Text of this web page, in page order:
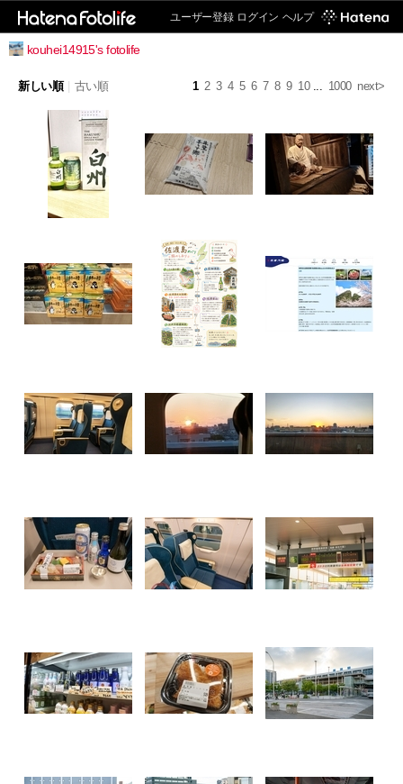
ユーザー登録 ログイン ヘルプ
kouhei14915's fotolife
1 2 3 4 5 6 7 8 9 10... 1000 next>
新しい順 古い順